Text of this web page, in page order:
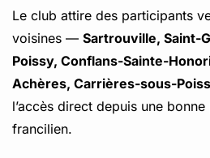
Le club attire des participants
voisines — Sartrouville, Saint-
Poissy, Conflans-Sainte-
Achères, Carrières-sous-
l’accès direct depuis une bonne
francilien.